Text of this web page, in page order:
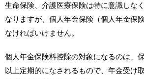
生命保険、介護医療保険は特に意識しな
なりますが、個人年金保険（個人年金保
なければいけません。
個人年金保険料控除の対象になるのは、
以上定期的になされるもので、年金受け